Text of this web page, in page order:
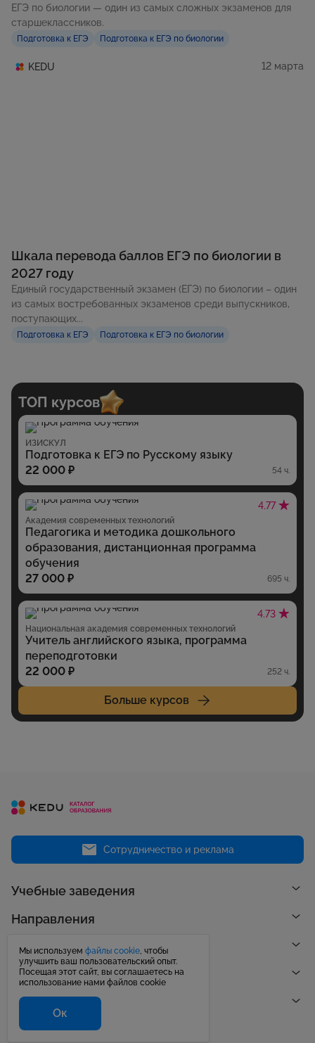
ЕГЭ по биологии — один из самых сложных экзаменов для
старшеклассников.
Подготовка к ЕГЭ Подготовка к ЕГЭ по биологии
KEDU 12 марта
Шкала перевода баллов ЕГЭ по биологии в
2027 году
Единый государственный экзамен (ЕГЭ) по биологии – один
из самых востребованных экзаменов среди выпускников,
поступающих...
Подготовка к ЕГЭ Подготовка к ЕГЭ по биологии
ТОП курсов
ИЗИСКУЛ
Подготовка к ЕГЭ по Русскому языку
22 000 ₽
54 ч.
4.77
Академия современных технологий
Педагогика и методика дошкольного
образования, дистанционная программа
обучения
27 000 ₽
695 ч.
4.73
Национальная академия современных технологий
Учитель английского языка, программа
переподготовки
22 000 ₽
252 ч.
Больше курсов
Сотрудничество и реклама
Учебные заведения
Направления
Рейтинги
Публикации
Центр поддержки
Мы используем файлы cookie, чтобы
улучшить ваш пользовательский опыт.
Посещая этот сайт, вы соглашаетесь на
использование нами файлов cookie
Ок